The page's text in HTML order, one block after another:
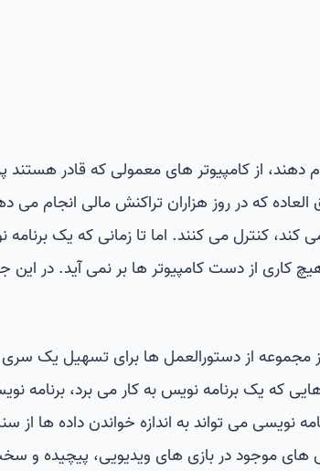
دهند، از کامپیوتر های معمولی که قادر هستند
که در روز هزاران تراکنش مالی انجام می
کند، کنترل می کنند. اما تا زمانی که یک
کاری از دست کامپیوتر ها بر نمی آید. در
مجموعه از دستورالعمل ها برای تسهیل یک سری
که یک برنامه نویس به کار می برد، برنامه
نویسی می تواند به اندازه خواندن داده ها از
موجود در بازی های ویدیویی، پیچیده و